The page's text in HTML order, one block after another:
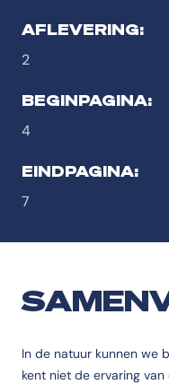
AFLEVERING:
2
BEGINPAGINA:
4
EINDPAGINA:
7
In de natuur kunnen we
kent niet de ervaring